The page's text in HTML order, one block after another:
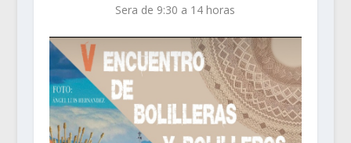
Sera de 9:30 a 14 horas